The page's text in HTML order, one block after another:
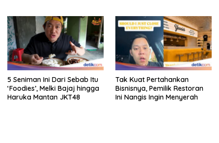
5 Seniman Ini Dari Sebab Itu
‘Foodies’, Melki Bajaj hingga
Haruka Mantan JKT48
Tak Kuat Pertahankan
Bisnisnya, Pemilik Restoran
Ini Nangis Ingin Menyerah